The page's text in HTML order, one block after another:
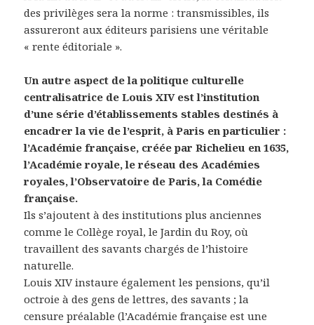
des privilèges sera la norme : transmissibles, ils
assureront aux éditeurs parisiens une véritable
« rente éditoriale ».
Un autre aspect de la politique culturelle
centralisatrice de Louis XIV est l’institution
d’une série d’établissements stables destinés à
encadrer la vie de l’esprit, à Paris en particulier :
l’Académie française, créée par Richelieu en 1635,
l’Académie royale, le réseau des Académies
royales, l’Observatoire de Paris, la Comédie
française.
Ils s’ajoutent à des institutions plus anciennes
comme le Collège royal, le Jardin du Roy, où
travaillent des savants chargés de l’histoire
naturelle.
Louis XIV instaure également les pensions, qu’il
octroie à des gens de lettres, des savants ; la
censure préalable (l’Académie française est une